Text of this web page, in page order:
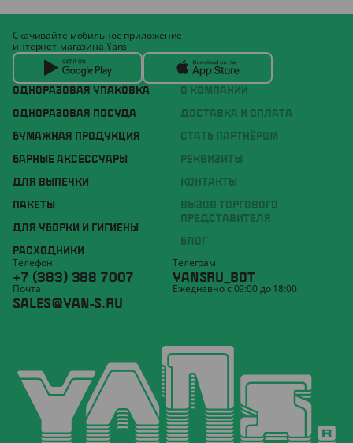
ОДНОРАЗОВАЯ УПАКОВКА
ОДНОРАЗОВАЯ ПОСУДА
БУМАЖНАЯ ПРОДУКЦИЯ
БАРНЫЕ АКСЕССУАРЫ
ДЛЯ ВЫПЕЧКИ
ПАКЕТЫ
ДЛЯ УБОРКИ И ГИГИЕНЫ
РАСХОДНИКИ
О КОМПАНИИ
ДОСТАВКА И ОПЛАТА
СТАТЬ ПАРТНЁРОМ
РЕКВИЗИТЫ
КОНТАКТЫ
ВЫЗОВ ТОРГОВОГО
ПРЕДСТАВИТЕЛЯ
БЛОГ
Скачивайте мобильное приложение
интернет-магазина Yans
Телефон
+7 (383) 388 7007
Телеграм
YANSRU_BOT
Почта
SALES@YAN-S.RU
Ежедневно с 09:00 до 18:00